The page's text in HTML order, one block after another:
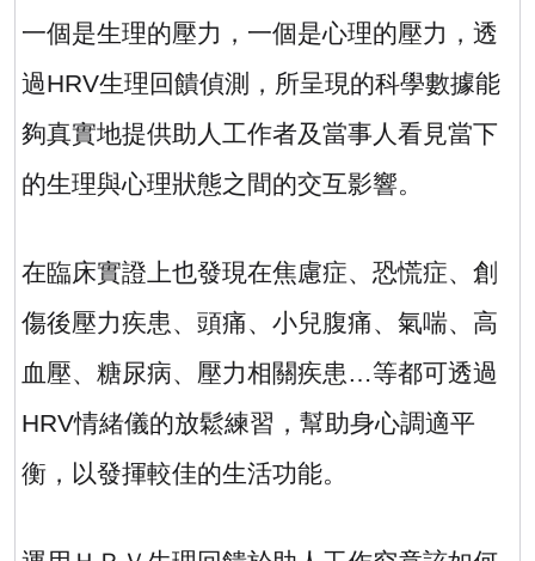
一個是生理的壓力，一個是心理的壓力，透
過HRV生理回饋偵測，所呈現的科學數據能
夠真實地提供助人工作者及當事人看見當下
的生理與心理狀態之間的交互影響。
在臨床實證上也發現在焦慮症、恐慌症、創
傷後壓力疾患、頭痛、小兒腹痛、氣喘、高
血壓、糖尿病、壓力相關疾患…等都可透過
HRV情緒儀的放鬆練習，幫助身心調適平
衡，以發揮較佳的生活功能。